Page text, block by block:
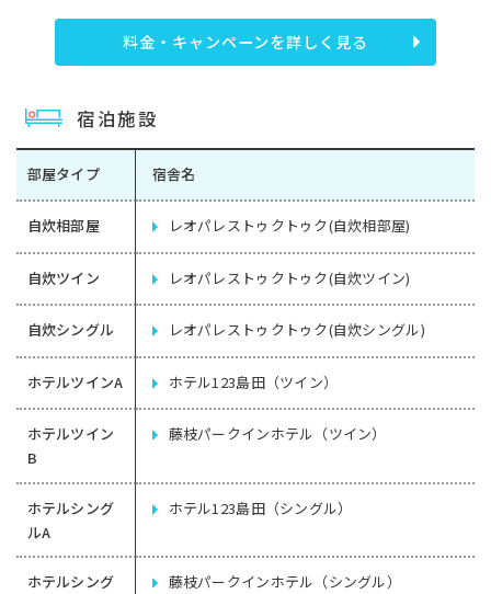
料金・キャンペーンを詳しく見る
宿泊施設
部屋タイプ 宿舎名
自炊相部屋 レオパレストゥクトゥク(自炊相部屋)
自炊ツイン レオパレストゥクトゥク(自炊ツイン)
自炊シングル レオパレストゥクトゥク(自炊シングル)
ホテルツインA ホテル123島田（ツイン）
ホテルツイン
B
藤枝パークインホテル（ツイン）
ホテルシング
ルA
ホテル123島田（シングル）
ホテルシング
藤枝パークインホテル（シングル）